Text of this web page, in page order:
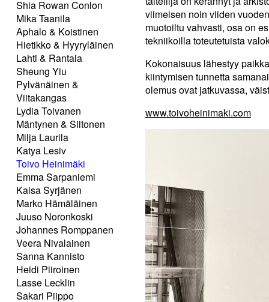
Shia Rowan Conlon
Mika Taanila
Aphalo & Koistinen
Hietikko & Hyyryläinen
Lahti & Rantala
Sheung Yiu
Pylvänäinen &
Viitakangas
Lydia Toivanen
Mäntynen & Siitonen
Milja Laurila
Katya Lesiv
Toivo Heinimäki
Emma Sarpaniemi
Kaisa Syrjänen
Marko Hämäläinen
Juuso Noronkoski
Johannes Romppanen
Veera Nivalainen
Sanna Kannisto
Heidi Piiroinen
Lasse Lecklin
Sakari Piippo
viimeisen noin viiden
muotoiltu vahvasti, osa on
tekniikoilla toteutetuista
Kokonaisuus lähestyy
kiintymisen tunnetta
olemus ovat jatkuvassa,
www.toivoheinimaki.com